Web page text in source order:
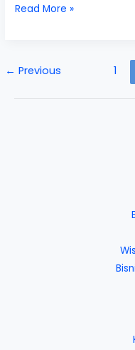
Digerebek,
Sudah
Read More »
← Previous 1